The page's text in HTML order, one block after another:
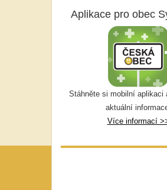
Aplikace pro obec
Stáhněte si mobilní aplikaci
aktuální
Více informací